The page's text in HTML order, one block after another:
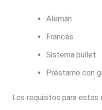
Alemán
Francés
Sistema bullet
Préstamo con
Los requisitos para estos